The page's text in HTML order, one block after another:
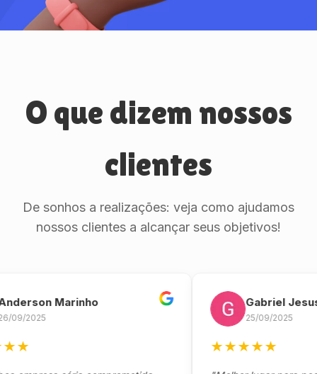
O que dizem nossos
clientes
De sonhos a realizações: veja como ajudamos
nossos clientes a alcançar seus objetivos!
Marinho Gabriel Jesus
25/09/2025
★★★